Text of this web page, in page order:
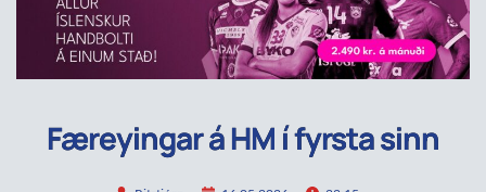
Færeyingar á HM í fyrsta sinn